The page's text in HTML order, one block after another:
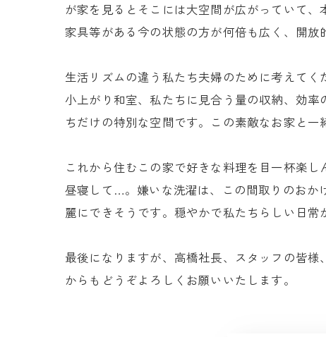
が家を見るとそこには大空間が広がっていて
家具等がある今の状態の方が何倍も広く、開放
生活リズムの違う私たち夫婦のために考えて
小上がり和室、私たちに見合う量の収納、効
ちだけの特別な空間です。この素敵なお家と一
これから住むこの家で好きな料理を目一杯楽
昼寝して…。嫌いな洗濯は、この間取りのおか
麗にできそうです。穏やかで私たちらしい日常
最後になりますが、高橋社長、スタッフの皆
からもどうぞよろしくお願いいたします。